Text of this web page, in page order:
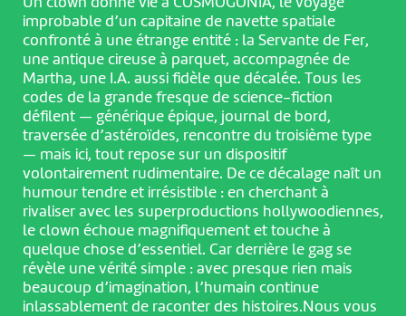
improbable d’un capitaine de navette spatiale
confronté à une étrange entité : la Servante de Fer,
une antique cireuse à parquet, accompagnée de
Martha, une I.A. aussi fidèle que décalée. Tous les
codes de la grande fresque de science-fiction
défilent — générique épique, journal de bord,
traversée d’astéroïdes, rencontre du troisième type
— mais ici, tout repose sur un dispositif
volontairement rudimentaire. De ce décalage naît un
humour tendre et irrésistible : en cherchant à
rivaliser avec les superproductions hollywoodiennes,
le clown échoue magnifiquement et touche à
quelque chose d’essentiel. Car derrière le gag se
révèle une vérité simple : avec presque rien mais
beaucoup d’imagination, l’humain continue
inlassablement de raconter des histoires.Nous vous